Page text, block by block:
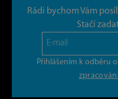
Rádi bychom Vám
Stačí
Přihlášením k odběru